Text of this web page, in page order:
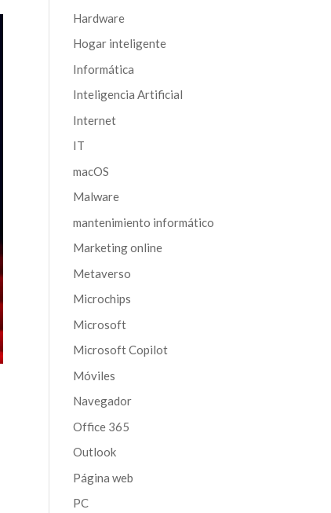
Hardware
Hogar inteligente
Informática
Inteligencia Artificial
Internet
IT
macOS
Malware
mantenimiento informático
Marketing online
Metaverso
Microchips
Microsoft
Microsoft Copilot
Móviles
Navegador
Office 365
Outlook
Página web
PC